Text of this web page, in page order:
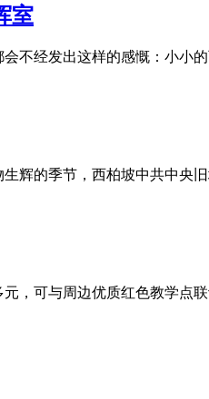
室
不经发出这样的感慨：小小
辉的季节，西柏坡中共中央
，可与周边优质红色教学点